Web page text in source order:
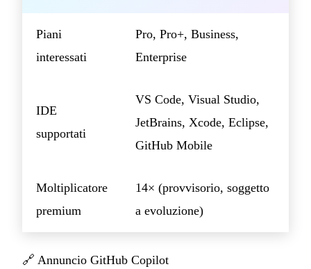
Piani
interessati
Pro, Pro+, Business,
Enterprise
IDE
supportati
VS Code, Visual Studio,
JetBrains, Xcode, Eclipse,
GitHub Mobile
Moltiplicatore
premium
14× (provvisorio, soggetto
a evoluzione)
🔗 Annuncio GitHub Copilot